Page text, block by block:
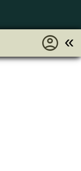
«
account_circle